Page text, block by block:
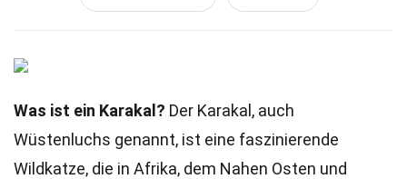
Was ist ein Karakal? Der Karakal, auch
Wüstenluchs genannt, ist eine faszinierende
Wildkatze, die in Afrika, dem Nahen Osten und